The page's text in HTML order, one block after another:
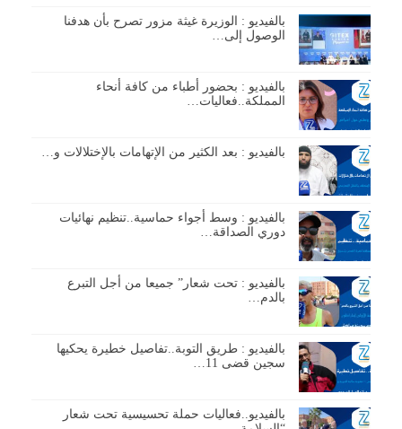
بالفيديو : الوزيرة غيثة مزور تصرح بأن هدفنا
الوصول إلى…
بالفيديو : بحضور أطباء من كافة أنحاء
المملكة..فعاليات…
بالفيديو : بعد الكثير من الإتهامات بالإختلالات و…
بالفيديو : وسط أجواء حماسية..تنظيم نهائيات
دوري الصداقة…
بالفيديو : تحت شعار” جميعا من أجل التبرع
بالدم…
بالفيديو : طريق التوبة..تفاصيل خطيرة يحكيها
سجين قضى 11…
بالفيديو..فعاليات حملة تحسيسية تحت شعار